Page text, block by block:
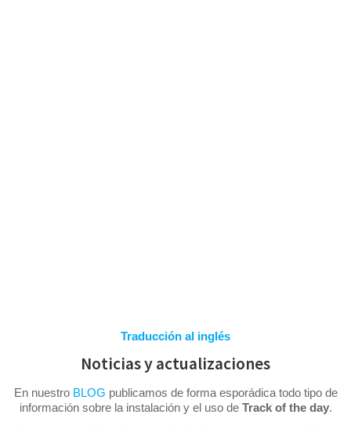
Traducción al inglés
Noticias y actualizaciones
En nuestro BLOG publicamos de forma esporádica todo tipo de
información sobre la instalación y el uso de Track of the day.